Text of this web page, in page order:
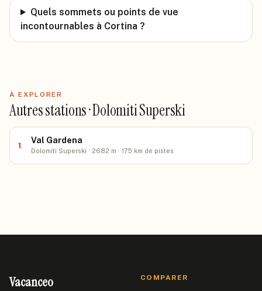
Quels sommets ou points de vue
incontournables à Cortina ?
À EXPLORER
Autres stations · Dolomiti Superski
1
Val Gardena
Dolomiti Superski · 2682 m · 175 km de pistes
Vacanceo COMPARER